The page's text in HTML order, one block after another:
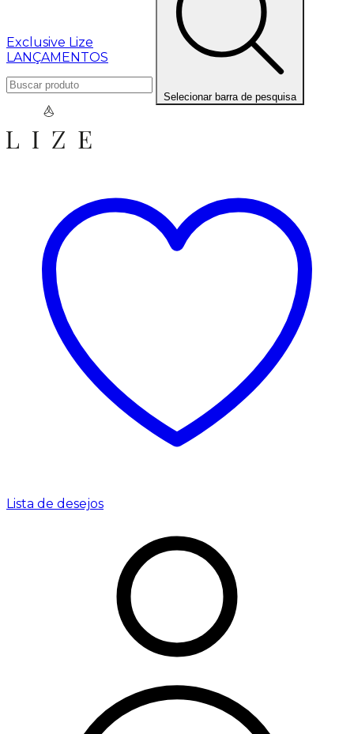
Exclusive Lize
LANÇAMENTOS
Selecionar barra de pesquisa
Lista de desejos